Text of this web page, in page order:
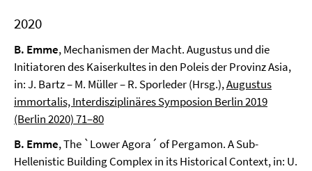
2020
B. Emme, Mechanismen der Macht. Augustus und die
Initiatoren des Kaiserkultes in den Poleis der Provinz Asia,
in: J. Bartz – M. Müller – R. Sporleder (Hrsg.),Augustus
immortalis, Interdisziplinäres Symposion Berlin 2019
(Berlin 2020) 71–80
B. Emme, The `Lower Agora´ of Pergamon. A Sub-
Hellenistic Building Complex in its Historical Context, in: U.